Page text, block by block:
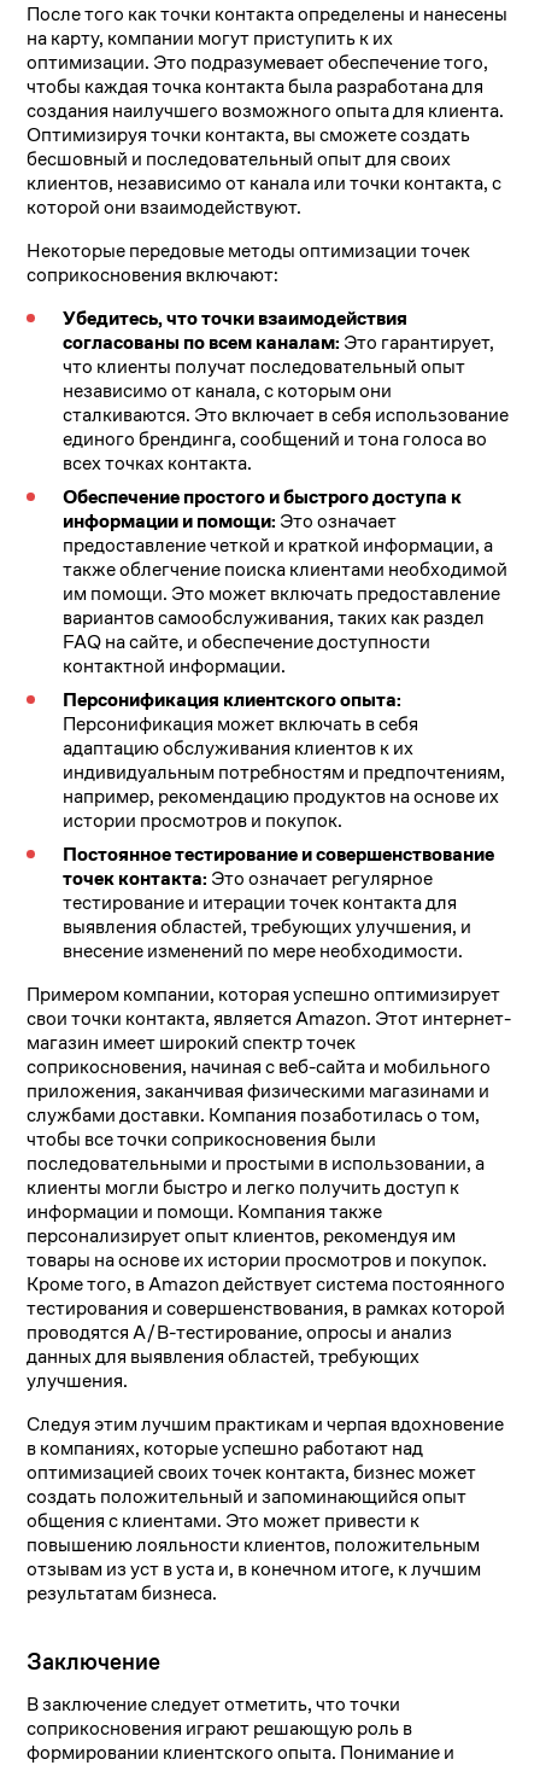
После того как точки контакта определены и нанесены
на карту, компании могут приступить к их
оптимизации. Это подразумевает обеспечение того,
чтобы каждая точка контакта была разработана для
создания наилучшего возможного опыта для клиента.
Оптимизируя точки контакта, вы сможете создать
бесшовный и последовательный опыт для своих
клиентов, независимо от канала или точки контакта, с
которой они взаимодействуют.
Некоторые передовые методы оптимизации точек
соприкосновения включают:
Убедитесь, что точки взаимодействия
согласованы по всем каналам: Это гарантирует,
что клиенты получат последовательный опыт
независимо от канала, с которым они
сталкиваются. Это включает в себя использование
единого брендинга, сообщений и тона голоса во
всех точках контакта.
Обеспечение простого и быстрого доступа к
информации и помощи: Это означает
предоставление четкой и краткой информации, а
также облегчение поиска клиентами необходимой
им помощи. Это может включать предоставление
вариантов самообслуживания, таких как раздел
FAQ на сайте, и обеспечение доступности
контактной информации.
Персонификация клиентского опыта:
Персонификация может включать в себя
адаптацию обслуживания клиентов к их
индивидуальным потребностям и предпочтениям,
например, рекомендацию продуктов на основе их
истории просмотров и покупок.
Постоянное тестирование и совершенствование
точек контакта: Это означает регулярное
тестирование и итерации точек контакта для
выявления областей, требующих улучшения, и
внесение изменений по мере необходимости.
Примером компании, которая успешно оптимизирует
свои точки контакта, является Amazon. Этот интернет-
магазин имеет широкий спектр точек
соприкосновения, начиная с веб-сайта и мобильного
приложения, заканчивая физическими магазинами и
службами доставки. Компания позаботилась о том,
чтобы все точки соприкосновения были
последовательными и простыми в использовании, а
клиенты могли быстро и легко получить доступ к
информации и помощи. Компания также
персонализирует опыт клиентов, рекомендуя им
товары на основе их истории просмотров и покупок.
Кроме того, в Amazon действует система постоянного
тестирования и совершенствования, в рамках которой
проводятся A/B-тестирование, опросы и анализ
данных для выявления областей, требующих
улучшения.
Следуя этим лучшим практикам и черпая вдохновение
в компаниях, которые успешно работают над
оптимизацией своих точек контакта, бизнес может
создать положительный и запоминающийся опыт
общения с клиентами. Это может привести к
повышению лояльности клиентов, положительным
отзывам из уст в уста и, в конечном итоге, к лучшим
результатам бизнеса.
Заключение
В заключение следует отметить, что точки
соприкосновения играют решающую роль в
формировании клиентского опыта. Понимание и